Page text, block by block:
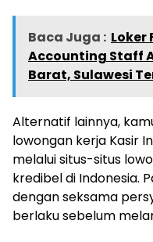
Baca Juga : Loker
Accounting Staff
Barat, Sulawesi
Alternatif lainnya,
lowongan kerja Kasir
melalui situs-situs
kredibel di Indonesia.
dengan seksama
berlaku sebelum